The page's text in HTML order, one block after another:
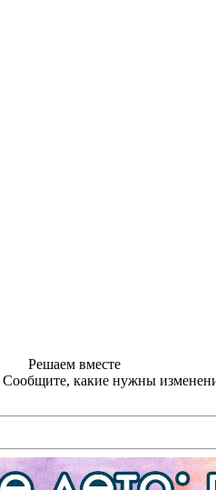
Решаем вместе
Сообщите, какие нужны